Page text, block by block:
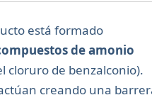
está formado
de amonio
cloruro de benzalconio).
creando una